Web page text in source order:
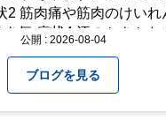
2 筋肉痛や筋肉のけいれ
気 症状4 汗のかきかた
まっすぐ歩けない 症状7
、または救急車を呼び
公開 : 2026-08-04
ブログを見る